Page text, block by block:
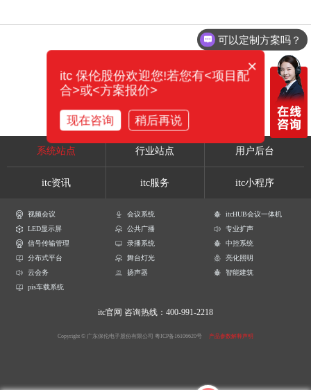
系统站点 行业站点 用户后台
itc资讯 itc服务 itc小程序
视频会议 会议系统
itcHUB会议一体机
LED显示屏
公共广播
专业扩声
信号传输管理
录播系统
中控系统
分布式平台
舞台灯光
亮化照明
云会务
扬声器
智能建筑
pis车载系统
itc官网 咨询热线：400-991-2218
Copyright © 广东保伦电子股份有限公司 粤ICP备16106620号 产品参数解释声明
可以定制方案吗？
×
itc 保伦股份欢迎您!若您有<项目配
合>或<方案报价>
现在咨询 稍后再说